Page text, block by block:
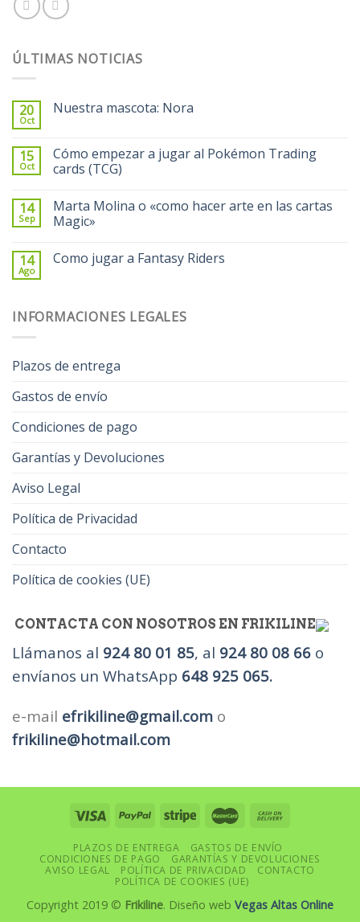
ÚLTIMAS NOTICIAS
20
Oct
Nuestra mascota: Nora
15
Oct
Cómo empezar a jugar al Pokémon Trading
cards (TCG)
14
Sep
Marta Molina o «como hacer arte en las cartas
Magic»
14
Ago
Como jugar a Fantasy Riders
INFORMACIONES LEGALES
Plazos de entrega
Gastos de envío
Condiciones de pago
Garantías y Devoluciones
Aviso Legal
Política de Privacidad
Contacto
Política de cookies (UE)
CONTACTA CON NOSOTROS EN FRIKILINE
Llámanos al 924 80 01 85, al 924 80 08 66 o
envíanos un WhatsApp 648 925 065.
e-mail efrikiline@gmail.com o
frikiline@hotmail.com
PLAZOS DE ENTREGA
GASTOS DE ENVÍO
CONDICIONES DE PAGO
GARANTÍAS Y DEVOLUCIONES
AVISO LEGAL
POLÍTICA DE PRIVACIDAD
CONTACTO
POLÍTICA DE COOKIES (UE)
Copyright 2019 © Frikiline. Diseño web Vegas Altas Online